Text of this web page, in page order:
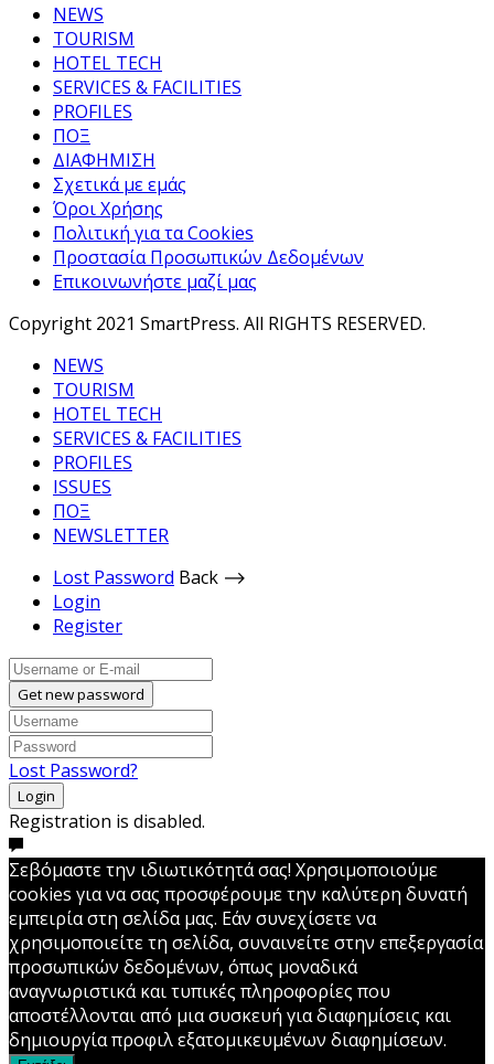
NEWS
TOURISM
HOTEL TECH
SERVICES & FACILITIES
PROFILES
ΠΟΞ
ΔΙΑΦΗΜΙΣΗ
Σχετικά με εμάς
Όροι Χρήσης
Πολιτική για τα Cookies
Προστασία Προσωπικών Δεδομένων
Επικοινωνήστε μαζί μας
Copyright 2021 SmartPress. All RIGHTS RESERVED.
NEWS
TOURISM
HOTEL TECH
SERVICES & FACILITIES
PROFILES
ISSUES
ΠΟΞ
NEWSLETTER
Lost Password Back ⟶
Login
Register
Get new password
Lost Password?
Login
Registration is disabled.
Σεβόμαστε την ιδιωτικότητά σας! Χρησιμοποιούμε
cookies για να σας προσφέρουμε την καλύτερη δυνατή
εμπειρία στη σελίδα μας. Εάν συνεχίσετε να
χρησιμοποιείτε τη σελίδα, συναινείτε στην επεξεργασία
προσωπικών δεδομένων, όπως μοναδικά
αναγνωριστικά και τυπικές πληροφορίες που
αποστέλλονται από μια συσκευή για διαφημίσεις και
δημιουργία προφιλ εξατομικευμένων διαφημίσεων.